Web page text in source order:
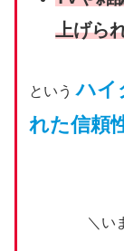
上げら
というハイ
れた信頼
＼い